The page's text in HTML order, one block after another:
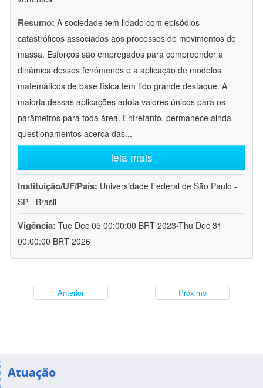
Resumo: A sociedade tem lidado com episódios
catastróficos associados aos processos de movimentos de
massa. Esforços são empregados para compreender a
dinâmica desses fenômenos e a aplicação de modelos
matemáticos de base física tem tido grande destaque. A
maioria dessas aplicações adota valores únicos para os
parâmetros para toda área. Entretanto, permanece ainda
questionamentos acerca das...
leia mais
Instituição/UF/País: Universidade Federal de São Paulo -
SP - Brasil
Vigência: Tue Dec 05 00:00:00 BRT 2023-Thu Dec 31
00:00:00 BRT 2026
Anterior Próximo
Atuação